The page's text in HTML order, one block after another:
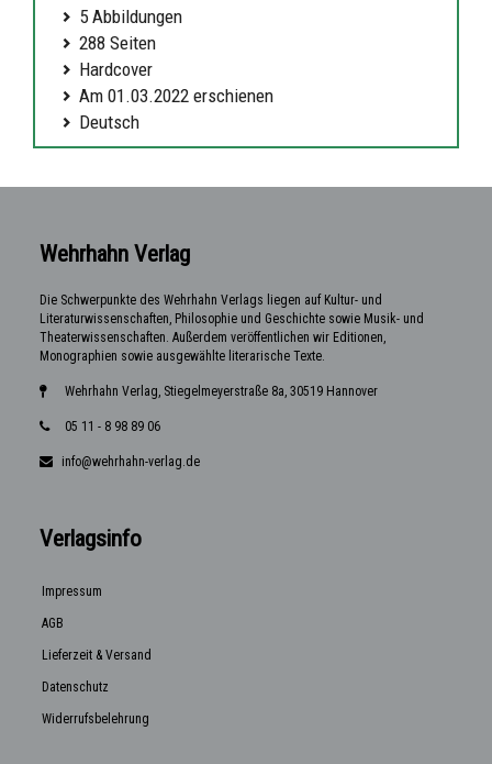
5 Abbildungen
288 Seiten
Hardcover
Am 01.03.2022 erschienen
Deutsch
Wehrhahn Verlag
Die Schwerpunkte des Wehrhahn Verlags liegen auf Kultur- und
Literaturwissenschaften, Philosophie und Geschichte sowie Musik- und
Theaterwissenschaften. Außerdem veröffentlichen wir Editionen,
Monographien sowie ausgewählte literarische Texte.
Wehrhahn Verlag, Stiegelmeyerstraße 8a, 30519 Hannover
05 11 - 8 98 89 06
info@wehrhahn-verlag.de
Verlagsinfo
Impressum
AGB
Lieferzeit & Versand
Datenschutz
Widerrufsbelehrung